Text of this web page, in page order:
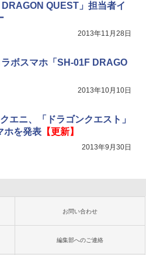
DRAGON QUEST」担当者イ
2013年11月28日
ボスマホ「SH-01F DRAGO
2013年10月10日
エニ、「ドラゴンクエスト」
ホを発表【更新】
2013年9月30日
お問い合わせ
編集部へのご連絡